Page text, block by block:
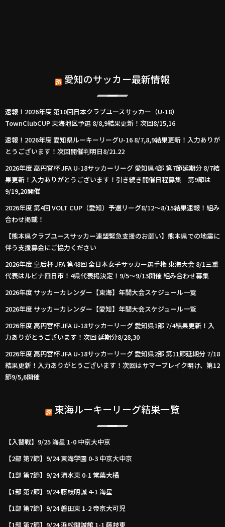
愛知のサッカー最新情報
速報！2026年度 第10回日本クラブユースサッカー（U-18）
TownClubCUP 東海地区予選 8/8,9結果更新！次回8/15,16
速報！2026年度 愛知県ルーキーリーグU-16 8/7,8,9結果更新！入力ありが
とうございます！次回開催判明日8/21.22
2026年度 高円宮杯 JFA U-18サッカーリーグ 愛知県4部 第7節延期分 8/7結
果更新！入力ありがとうございます！引き続き開催日程募集 第9節は
9/19,20開催
2026年度 第4回 VOLT CUP（愛知）予選リーグ8/12～8/15結果速報！組み
合わせ掲載！
【熊本県クラブユースサッカー連盟緊急支援のお願い】熊本県での地震に
伴う支援募金にご協力ください
2026年度 皇后杯 JFA 第48回 全日本女子サッカー選手権 東海大会 8/1三重
代表はルビナ四日市！4県代表掲決定！9/5～9/13開催 組み合わせ募集
2026年度 サッカーカレンダー【東海】年間大会スケジュール一覧
2026年度 サッカーカレンダー【愛知】年間大会スケジュール一覧
2026年度 高円宮杯 JFA U-18サッカーリーグ 愛知県1部 7/4結果更新！入
力ありがとうございます！次回 延期分8/28,30
2026年度 高円宮杯 JFA U-18サッカーリーグ 愛知県2部 第11節延期分 7/18
結果更新！入力ありがとうございます！次回はサマーブレイク明け、第12
節9/5,6開催
東海ルーキーリーグ結果一覧
【入替戦】9/25 海星 1-0 中京大中京
【2部 第7節】9/24 東海学園 0-3 中京大中京
【1部 第7節】9/24 清水東 0-1 常葉大橘
【1部 第7節】9/24 藤枝明誠 4-1 海星
【1部 第7節】9/24 磐田東 1-2 帝京大可児
【1部 第7節】9/24 浜松開誠館 1-1 藤枝東